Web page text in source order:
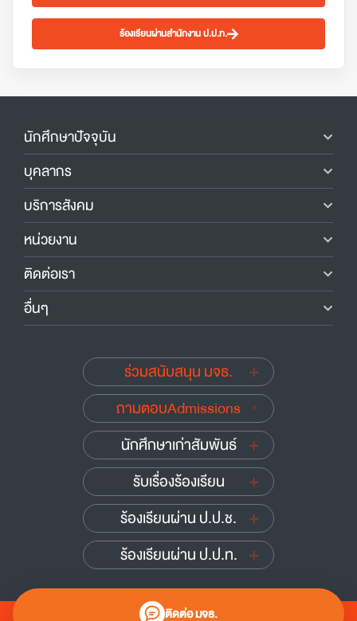
ร้องเรียนผ่านสำนักงาน ป.ป.ท.
ติดต่อ มจธ.
นักศึกษาปัจจุบัน
บุคลากร
บริการสังคม
หน่วยงาน
ติดต่อเรา
อื่นๆ
ร่วมสนับสนุน มจธ.
ถามตอบAdmissions
นักศึกษาเก่าสัมพันธ์
รับเรื่องร้องเรียน
ร้องเรียนผ่าน ป.ป.ช.
ร้องเรียนผ่าน ป.ป.ท.